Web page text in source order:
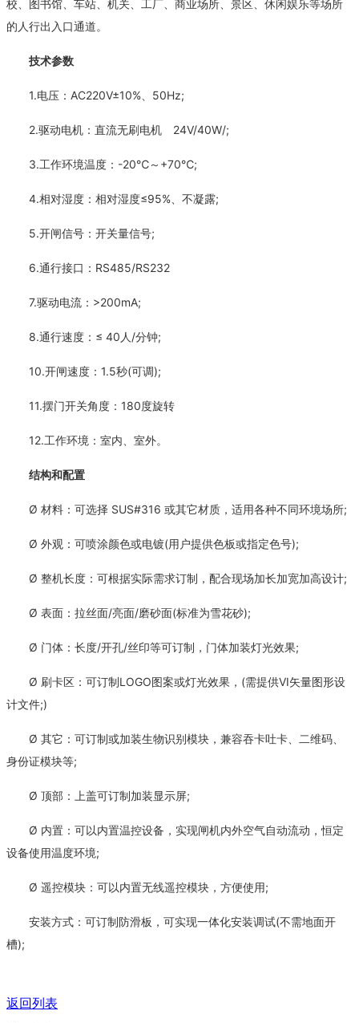
校、图书馆、车站、机关、工厂、商业场所、景区、休闲娱乐等场所
的人行出入口通道。
技术参数
1.电压：AC220V±10%、50Hz;
2.驱动电机：直流无刷电机 24V/40W/;
3.工作环境温度：-20℃～+70℃;
4.相对湿度：相对湿度≤95%、不凝露;
5.开闸信号：开关量信号;
6.通行接口：RS485/RS232
7.驱动电流：>200mA;
8.通行速度：≤ 40人/分钟;
10.开闸速度：1.5秒(可调);
11.摆门开关角度：180度旋转
12.工作环境：室内、室外。
结构和配置
Ø 材料：可选择 SUS#316 或其它材质，适用各种不同环境场所;
Ø 外观：可喷涂颜色或电镀(用户提供色板或指定色号);
Ø 整机长度：可根据实际需求订制，配合现场加长加宽加高设计;
Ø 表面：拉丝面/亮面/磨砂面(标准为雪花砂);
Ø 门体：长度/开孔/丝印等可订制，门体加装灯光效果;
Ø 刷卡区：可订制LOGO图案或灯光效果，(需提供VI矢量图形设
计文件;)
Ø 其它：可订制或加装生物识别模块，兼容吞卡吐卡、二维码、
身份证模块等;
Ø 顶部：上盖可订制加装显示屏;
Ø 内置：可以内置温控设备，实现闸机内外空气自动流动，恒定
设备使用温度环境;
Ø 遥控模块：可以内置无线遥控模块，方便使用;
安装方式：可订制防滑板，可实现一体化安装调试(不需地面开
槽);
返回列表